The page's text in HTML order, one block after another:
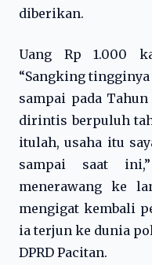
diberikan.
Uang Rp 1.000
“Sangking
sampai pada
dirintis berpuluh
itulah, usaha itu
sampai saat
menerawang ke
mengigat kembali
ia terjun ke dunia
DPRD Pacitan.